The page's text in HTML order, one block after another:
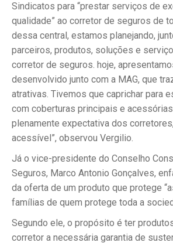
Sindicatos para “prestar serviços de
qualidade” ao corretor de seguros de
dessa central, estamos planejando,
parceiros, produtos, soluções e
corretor de seguros. hoje,
desenvolvido junto com a MAG, que
atrativas. Tivemos que caprichar para
com coberturas principais e
plenamente expectativa dos
acessível”, observou Vergilio.
Já o vice-presidente do Conselho
Seguros, Marco Antonio Gonçalves,
da oferta de um produto que protege
famílias de quem protege toda a
Segundo ele, o propósito é ter
corretor a necessária garantia de